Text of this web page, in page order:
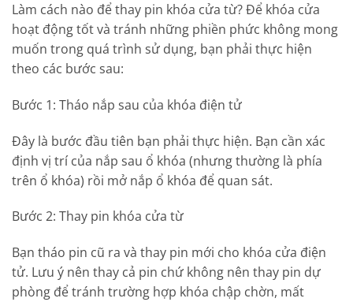
Làm cách nào để thay pin khóa cửa từ? Để khóa cửa
hoạt động tốt và tránh những phiền phức không mong
muốn trong quá trình sử dụng, bạn phải thực hiện
theo các bước sau:
Bước 1: Tháo nắp sau của khóa điện tử
Đây là bước đầu tiên bạn phải thực hiện. Bạn cần xác
định vị trí của nắp sau ổ khóa (nhưng thường là phía
trên ổ khóa) rồi mở nắp ổ khóa để quan sát.
Bước 2: Thay pin khóa cửa từ
Bạn tháo pin cũ ra và thay pin mới cho khóa cửa điện
tử. Lưu ý nên thay cả pin chứ không nên thay pin dự
phòng để tránh trường hợp khóa chập chờn, mất